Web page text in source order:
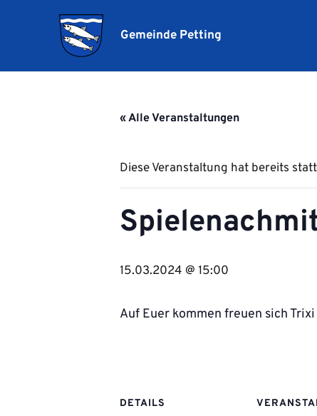
Gemeinde Petting
« Alle Veranstaltungen
Diese Veranstaltung hat bereits
15.03.2024 @ 15:00
Auf Euer kommen freuen sich
DETAILS